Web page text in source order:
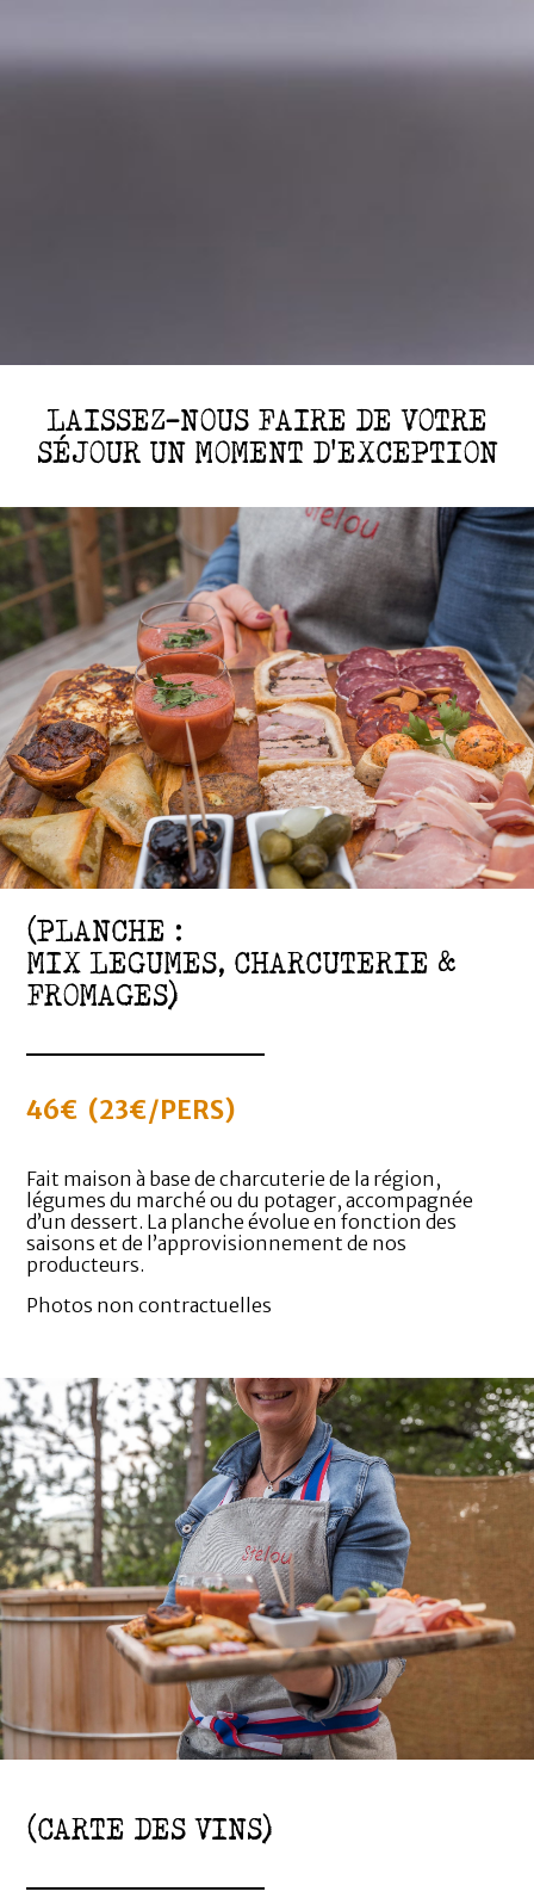
LAISSEZ-NOUS FAIRE DE VOTRE
SÉJOUR UN MOMENT D'EXCEPTION
(PLANCHE :
MIX LEGUMES, CHARCUTERIE &
FROMAGES)
46€ (23€/PERS)
Fait maison à base de charcuterie de la région,
légumes du marché ou du potager, accompagnée
d’un dessert. La planche évolue en fonction des
saisons et de l’approvisionnement de nos
producteurs.
Photos non contractuelles
(CARTE DES VINS)